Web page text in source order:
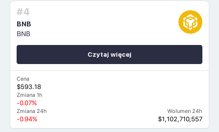
#4
BNB
BNB
Cena
$593.18
Zmiana 1h
-0.07%
Zmiana 24h
-0.94%
Wolumen 24h
$1,102,710,557
Czytaj więcej